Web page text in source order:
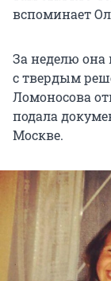
вспоминает
За неделю она
с твердым
Ломоносова
подала
Москве.